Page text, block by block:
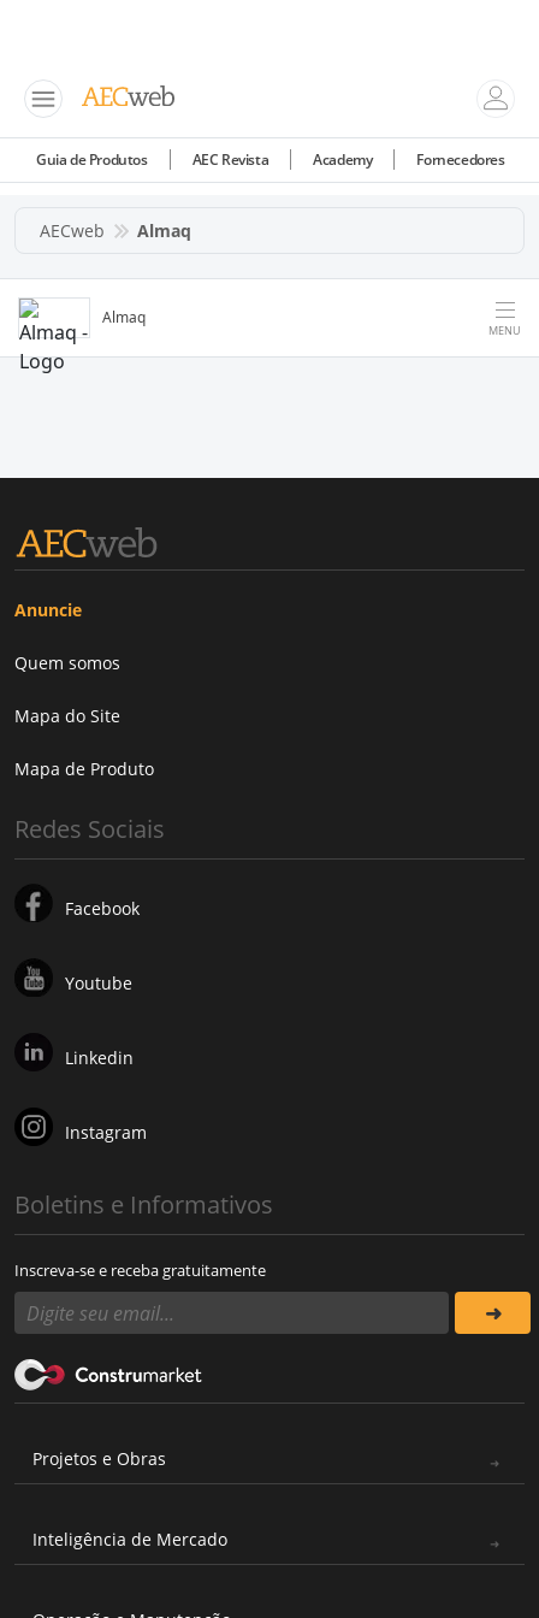
Guia de Produtos AEC Revista Academy Fornecedores
AECweb Almaq
Almaq
MENU
Anuncie
Quem somos
Mapa do Site
Mapa de Produto
Redes Sociais
Facebook
Youtube
Linkedin
Instagram
Boletins e Informativos
Inscreva-se e receba gratuitamente
Projetos e Obras
Inteligência de Mercado